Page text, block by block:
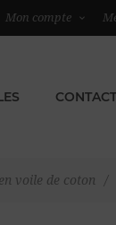
Mon compte
CONTACT
voile de coton /